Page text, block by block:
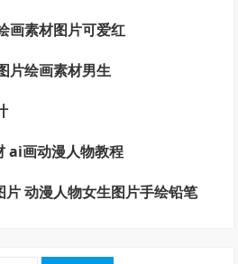
画素材图片可爱红
片绘画素材男生
ai画动漫人物教程
动漫人物女生图片手绘铅笔